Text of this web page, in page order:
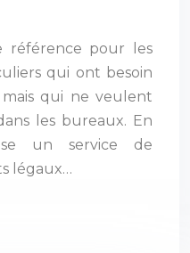
référence pour les
qui ont besoin
qui ne veulent
les bureaux. En
un service de
légaux…